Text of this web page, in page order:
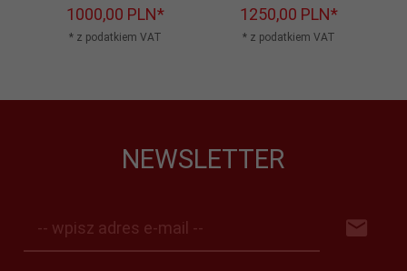
1000,00 PLN*
* z podatkiem VAT
1250,00 PLN*
* z podatkiem VAT
NEWSLETTER
-- wpisz adres e-mail --